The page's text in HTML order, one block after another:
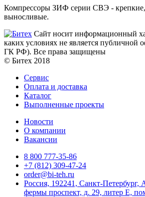
Компрессоры ЗИФ серии СВЭ -
выносливые.
Сайт носит информационный
каких условиях не является публичной
ГК РФ). Все права защищены
© Битех 2018
Сервис
Оплата и доставка
Каталог
Выполненные проекты
Новости
О компании
Вакансии
8 800 777-35-86
+7 (812) 309-47-24
order@bi-teh.ru
Россия, 192241, Санкт-Петербург,
фермы проспект, д. 29, литер Е,